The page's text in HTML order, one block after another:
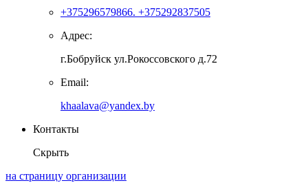
+375296579866. +375292837505
Адрес:
г.Бобруйск ул.Рокоссовского д.72
Email:
khaalava@yandex.by
Контакты
Скрыть
на страницу организации